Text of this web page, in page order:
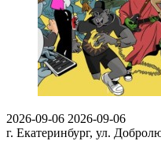
2026-09-06 2026-09-06
г. Екатеринбург, ул.